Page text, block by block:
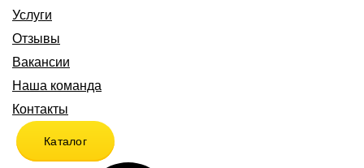
Услуги
Отзывы
Вакансии
Наша команда
Контакты
Каталог